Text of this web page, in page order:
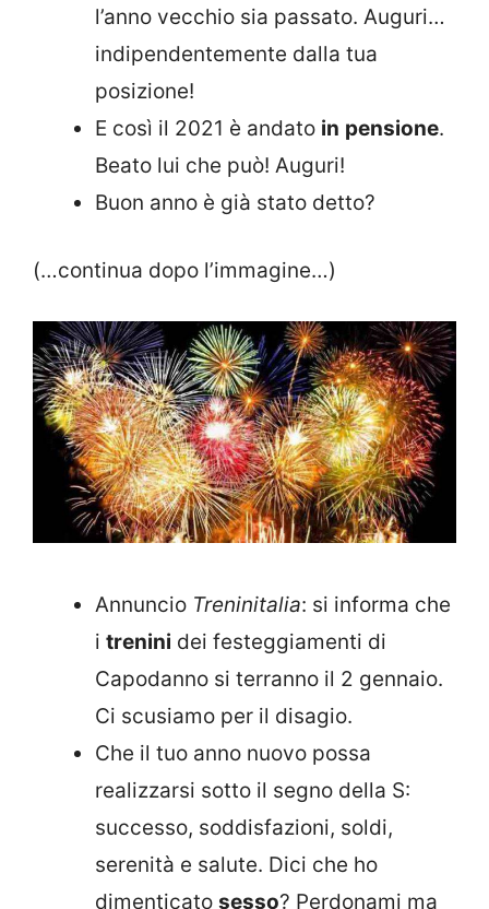
l’anno vecchio sia passato. Auguri…
indipendentemente dalla tua
posizione!
E così il 2021 è andato in pensione.
Beato lui che può! Auguri!
Buon anno è già stato detto?
(…continua dopo l’immagine…)
Annuncio Treninitalia: si informa che
i trenini dei festeggiamenti di
Capodanno si terranno il 2 gennaio.
Ci scusiamo per il disagio.
Che il tuo anno nuovo possa
realizzarsi sotto il segno della S:
successo, soddisfazioni, soldi,
serenità e salute. Dici che ho
dimenticato sesso? Perdonami ma